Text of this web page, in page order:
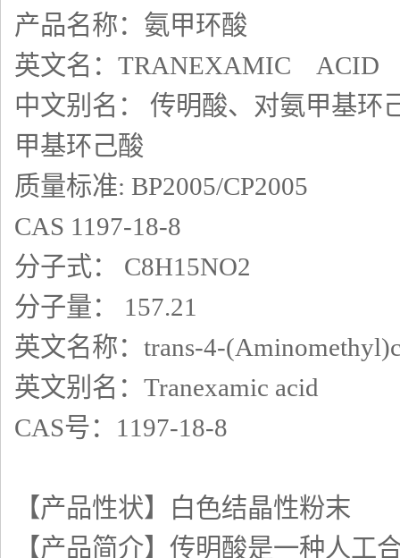
产品名称：氨甲环酸
英文名：TRANEXAMIC ACID
中文别名： 传明酸、对氨甲基环
甲基环己酸
质量标准: BP2005/CP2005
CAS 1197-18-8
分子式： C8H15NO2
分子量： 157.21
英文名称：trans-4-
英文别名：Tranexamic acid
CAS号：1197-18-8
【产品性状】白色结晶性粉末
【产品简介】传明酸是一种人工